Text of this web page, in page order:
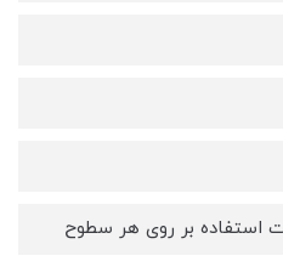
استفاده بر روی هر سطوح